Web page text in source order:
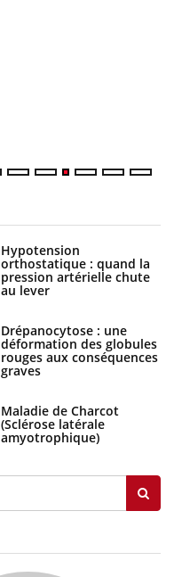
Hypotension
orthostatique : quand la
pression artérielle chute
au lever
Drépanocytose : une
déformation des globules
rouges aux conséquences
graves
Maladie de Charcot
(Sclérose latérale
amyotrophique)